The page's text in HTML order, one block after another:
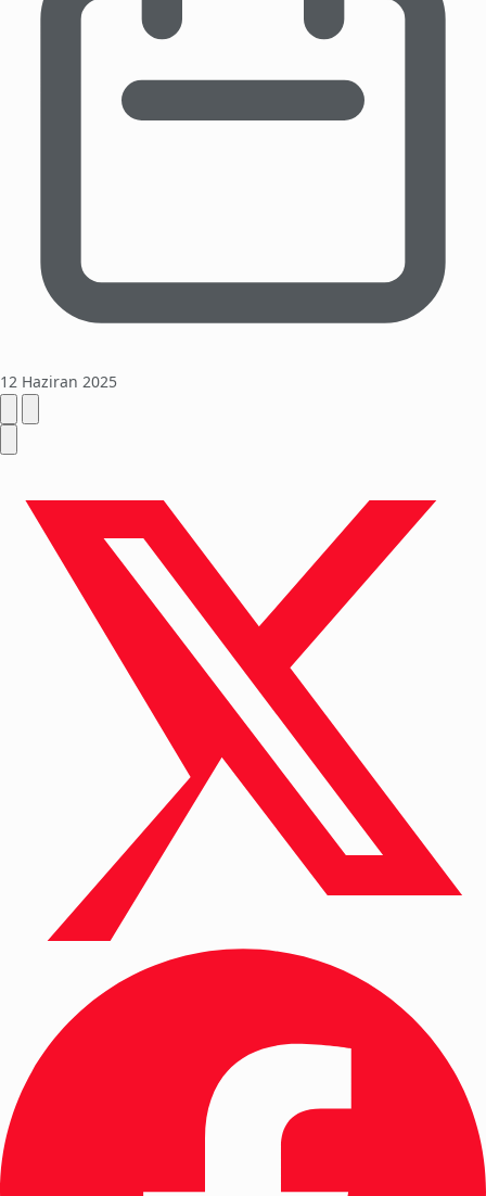
12 Haziran 2025